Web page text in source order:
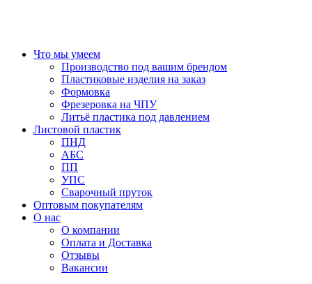
Что мы умеем
Производство под вашим брендом
Пластиковые изделия на заказ
Формовка
Фрезеровка на ЧПУ
Литьё пластика под давлением
Листовой пластик
ПНД
АБС
ПП
УПС
Сварочный пруток
Оптовым покупателям
О нас
О компании
Оплата и Доставка
Отзывы
Вакансии